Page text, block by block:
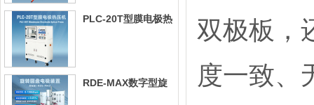
PLC-20T型膜电极热
RDE-MAX数字型旋
双极板，
度一致、